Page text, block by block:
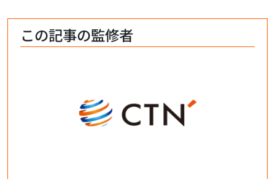
この記事の監修者